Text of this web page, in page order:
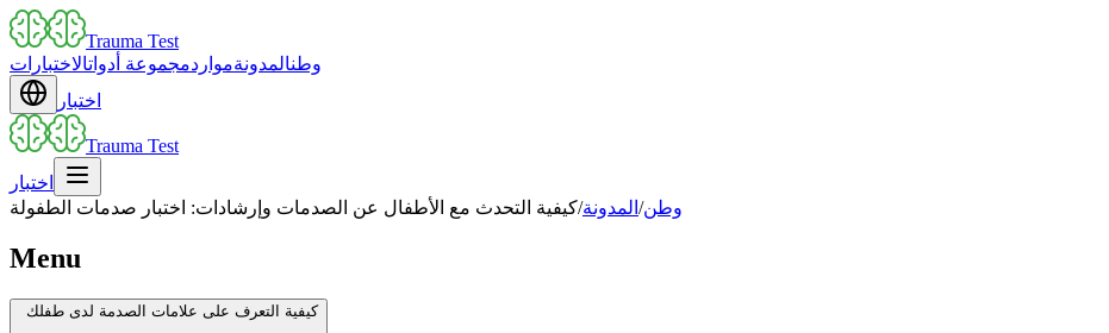
Trauma Test
وطنالمدونةمواردمجموعة أدواتالاختبارات
اختبار
Trauma Test
اختبار
وطن/ المدونة/كيفية التحدث مع الأطفال عن الصدمات وإرشادات: اختبار صدمات الطفولة
Menu
كيفية التعرف على علامات الصدمة لدى طفلك